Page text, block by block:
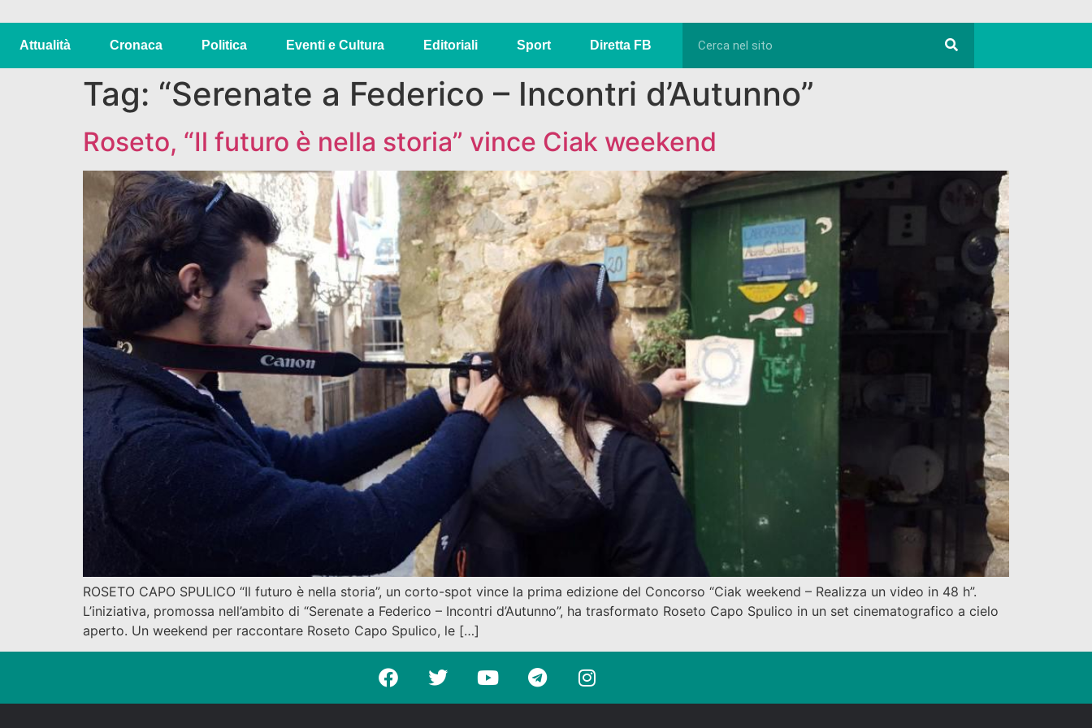
Attualità Cronaca Politica Eventi e Cultura Editoriali Sport Diretta FB
Tag: “Serenate a Federico – Incontri d’Autunno”
Roseto, “Il futuro è nella storia” vince Ciak weekend
ROSETO CAPO SPULICO “Il futuro è nella storia”, un corto-spot vince la prima edizione del Concorso “Ciak weekend – Realizza un video in 48 h”.
L’iniziativa, promossa nell’ambito di “Serenate a Federico – Incontri d’Autunno”, ha trasformato Roseto Capo Spulico in un set cinematografico a cielo
aperto. Un weekend per raccontare Roseto Capo Spulico, le […]